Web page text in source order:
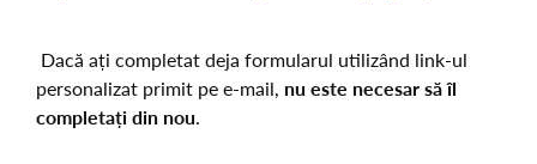
Dacă ați completat deja formularul utilizând link-ul
personalizat primit pe e-mail, nu este necesar să îl
completați din nou.